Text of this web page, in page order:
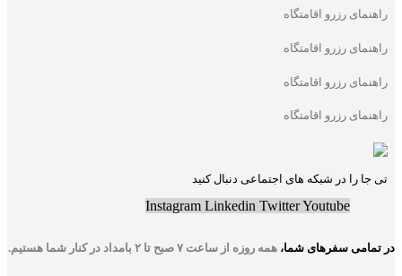
راهنمای رزرو اقامتگاه
راهنمای رزرو اقامتگاه
راهنمای رزرو اقامتگاه
راهنمای رزرو اقامتگاه
تی جا را در شبکه های اجتماعی دنبال کنید
Instagram Linkedin TwitterYoutube
در تمامی سفر‌های شما، همه روزه از ساعت ۷ صبح تا ۲ بامداد در کنار شما هستیم.